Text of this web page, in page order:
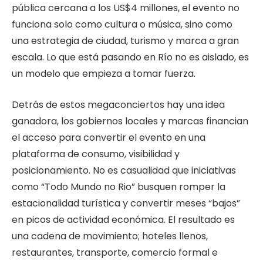
pública cercana a los US$4 millones, el evento no
funciona solo como cultura o música, sino como
una estrategia de ciudad, turismo y marca a gran
escala. Lo que está pasando en Río no es aislado, es
un modelo que empieza a tomar fuerza.
Detrás de estos megaconciertos hay una idea
ganadora, los gobiernos locales y marcas financian
el acceso para convertir el evento en una
plataforma de consumo, visibilidad y
posicionamiento. No es casualidad que iniciativas
como “Todo Mundo no Rio” busquen romper la
estacionalidad turística y convertir meses “bajos”
en picos de actividad económica. El resultado es
una cadena de movimiento; hoteles llenos,
restaurantes, transporte, comercio formal e